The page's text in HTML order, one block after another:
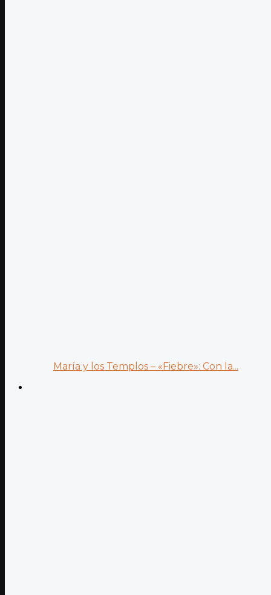
María y los Templos – «Fiebre»: Con la...